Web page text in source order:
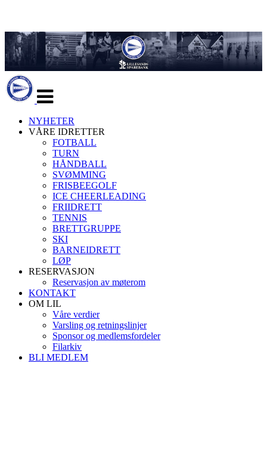
navigasjon
NYHETER
VÅRE IDRETTER
FOTBALL
TURN
HÅNDBALL
SVØMMING
FRISBEEGOLF
ICE CHEERLEADING
FRIIDRETT
TENNIS
BRETTGRUPPE
SKI
BARNEIDRETT
LØP
RESERVASJON
Reservasjon av møterom
KONTAKT
OM LIL
Våre verdier
Varsling og retningslinjer
Sponsor og medlemsfordeler
Filarkiv
BLI MEDLEM